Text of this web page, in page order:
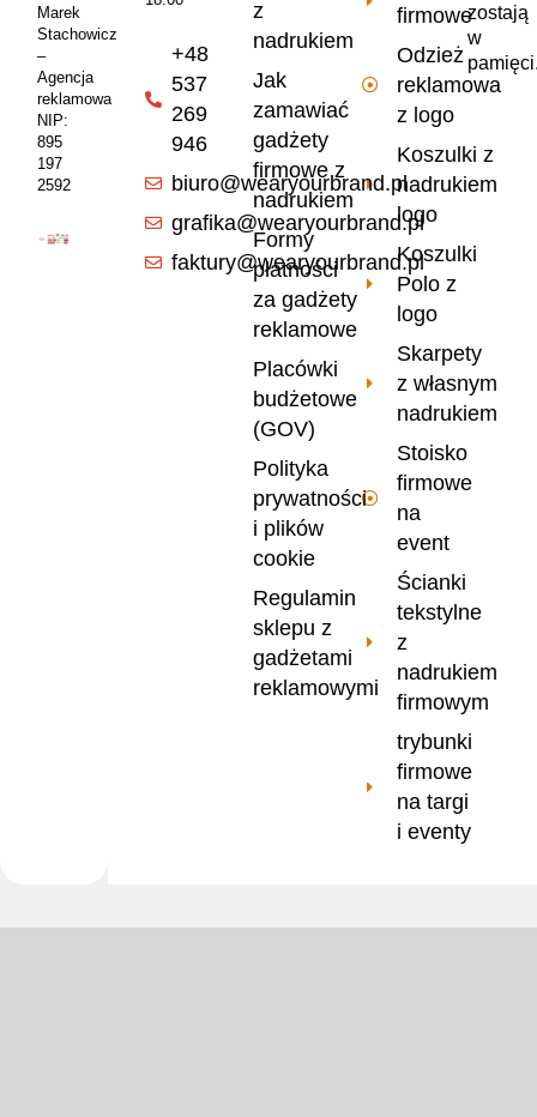
zostają
w
firmowe
Odzież
reklamowa
z logo
Koszulki z
nadrukiem
logo
Koszulki
Polo z
logo
Skarpety
z własnym
nadrukiem
Stoisko
firmowe
na
event
Ścianki
tekstylne
z
nadrukiem
firmowym
trybunki
firmowe
na targi
i eventy
z
nadrukiem
Jak
zamawiać
gadżety
firmowe z
nadrukiem
Formy
płatności
za gadżety
reklamowe
Placówki
budżetowe
(GOV)
Polityka
prywatności
i plików
cookie
Regulamin
sklepu z
gadżetami
reklamowymi
+48
537
269
946
biuro@wearyourbrand.pl
grafika@wearyourbrand.pl
faktury@wearyourbrand.pl
Marek
Stachowicz
–
Agencja
reklamowa
NIP:
895
197
2592